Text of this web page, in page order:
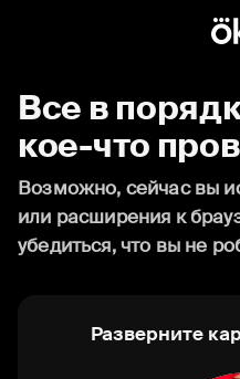
Все в
кое-что
Возможно, сейчас вы
или расширения к
убедиться, что вы не
Разверните